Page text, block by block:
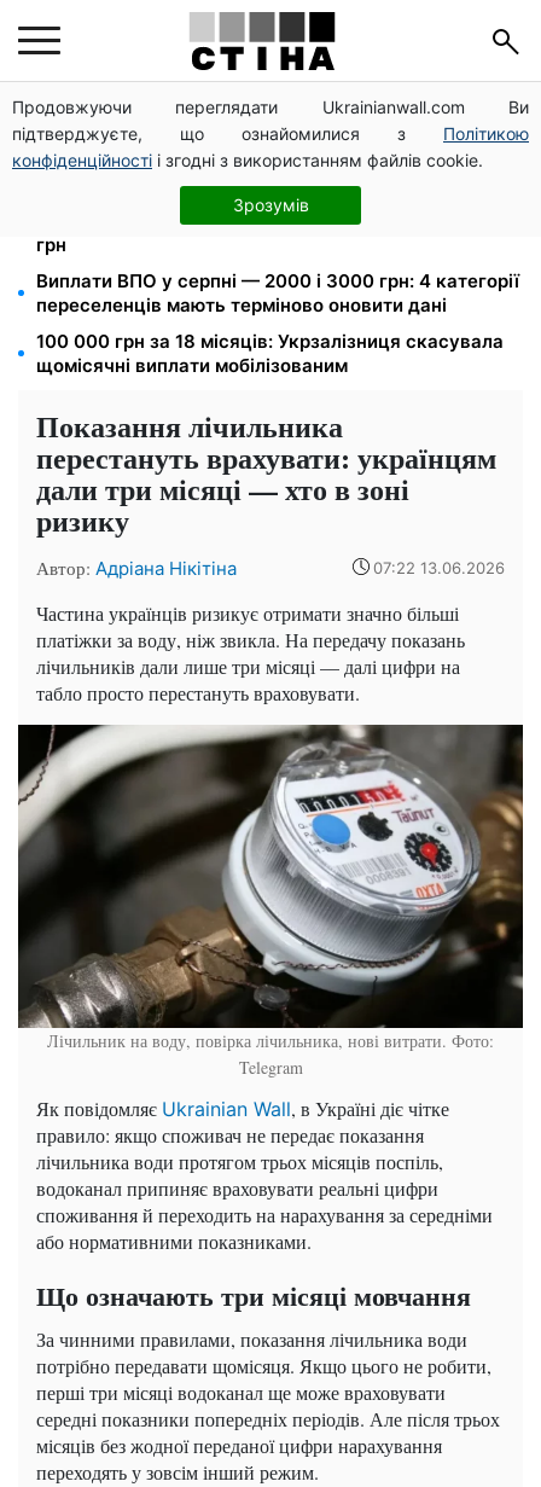
Продовжуючи переглядати Ukrainianwall.com Ви
підтверджуєте, що ознайомилися з Політикою
конфіденційності і згодні з використанням файлів cookie.
Зрозумів
Федоров звільнений і без бронювання: Камельчук
пропонує ексміністру мобілізацію на загальних
умовах
Новий знак на центральній вулиці: водіям
вантажівок заборонили зупинку — штраф до 680
грн
Виплати ВПО у серпні — 2000 і 3000 грн: 4 категорії
переселенців мають терміново оновити дані
100 000 грн за 18 місяців: Укрзалізниця скасувала
щомісячні виплати мобілізованим
Показання лічильника
перестануть врахувати: українцям
дали три місяці — хто в зоні
ризику
Автор: Адріана Нікітіна 07:22 13.06.2026
Частина українців ризикує отримати значно більші
платіжки за воду, ніж звикла. На передачу показань
лічильників дали лише три місяці — далі цифри на
табло просто перестануть враховувати.
Лічильник на воду, повірка лічильника, нові витрати. Фото:
Telegram
Як повідомляє Ukrainian Wall, в Україні діє чітке
правило: якщо споживач не передає показання
лічильника води протягом трьох місяців поспіль,
водоканал припиняє враховувати реальні цифри
споживання й переходить на нарахування за середніми
або нормативними показниками.
Що означають три місяці мовчання
За чинними правилами, показання лічильника води
потрібно передавати щомісяця. Якщо цього не робити,
перші три місяці водоканал ще може враховувати
середні показники попередніх періодів. Але після трьох
місяців без жодної переданої цифри нарахування
переходять у зовсім інший режим.